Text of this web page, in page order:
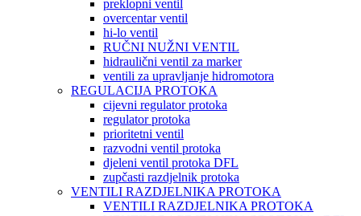
preklopni ventil
overcentar ventil
hi-lo ventil
RUČNI NUŽNI VENTIL
hidraulični ventil za marker
ventili za upravljanje hidromotora
REGULACIJA PROTOKA
cijevni regulator protoka
regulator protoka
prioritetni ventil
razvodni ventil protoka
djeleni ventil protoka DFL
zupčasti razdjelnik protoka
VENTILI RAZDJELNIKA PROTOKA
VENTILI RAZDJELNIKA PROTOKA